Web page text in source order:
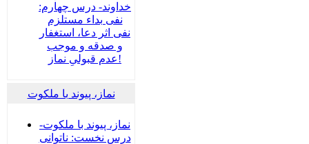
خداوند- درس چهارم:
نفی بداء مستلزم
نفی اثر دعا، استغفار
و صدقه و موجب
عدم قبولیِ نماز!
نماز، پیوند با ملکوت
نماز، پیوند با ملکوت-
درس نخست: ناتوانی